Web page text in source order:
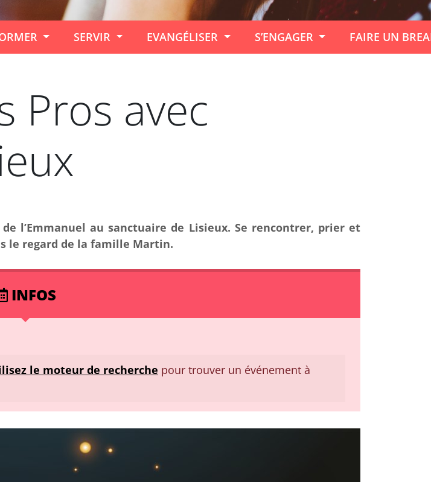
SERVIR EVANGÉLISER S’ENGAGER FAIRE UN
Pros avec
l’Emmanuel au sanctuaire de Lisieux. Se rencontrer, prier et
le regard de la famille Martin.
INFOS
le moteur de recherche pour trouver un événement à